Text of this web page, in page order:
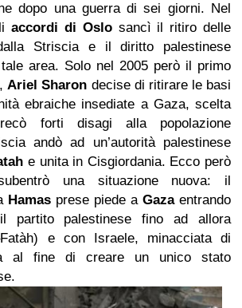
dopo una guerra di sei giorni. Nel
accordi di Oslosancì il ritiro delle
Striscia e il diritto palestinese
tale area. Solo nel 2005 però il primo
Ariel Sharon decise di ritirare le basi
ebraiche insediate a Gaza, scelta
forti disagi alla popolazione
andò ad un’autorità palestinese
e unita in Cisgiordania. Ecco però
una situazione nuova: il
Hamas prese piede a Gazaentrando
partito palestinese fino ad allora
e con Israele, minacciata di
al fine di creare un unico stato